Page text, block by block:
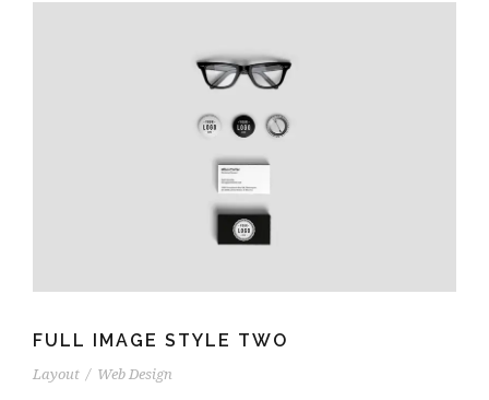
FULL IMAGE STYLE TWO
Layout / Web Design